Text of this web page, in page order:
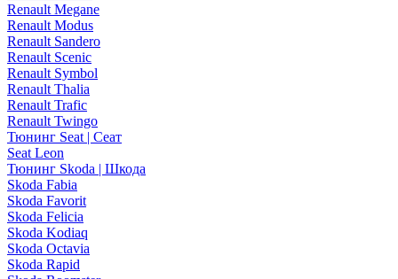
Renault Megane
Renault Modus
Renault Sandero
Renault Scenic
Renault Symbol
Renault Thalia
Renault Trafic
Renault Twingo
Тюнинг Seat | Сеат
Seat Leon
Тюнинг Skoda | Шкода
Skoda Fabia
Skoda Favorit
Skoda Felicia
Skoda Kodiaq
Skoda Octavia
Skoda Rapid